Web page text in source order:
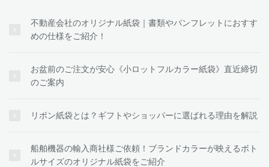
不動産会社のオリジナル紙袋｜書類やパンフレットにおすす
めの仕様をご紹介！
お盆前のご注文が安心《小ロットフルカラー紙袋》直近締切
のご案内
リボン紙袋とは？ギフトやショッパーに選ばれる理由を解説
船舶機器の輸入商社様ご依頼！ブランドカラーが映えるボト
ルサイズのオリジナル紙袋をご紹介